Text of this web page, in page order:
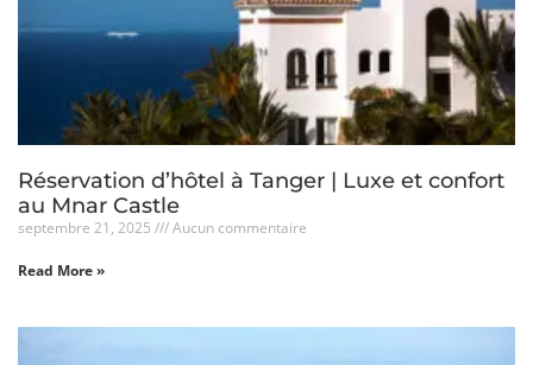
Réservation d’hôtel à Tanger | Luxe et confort
au Mnar Castle
septembre 21, 2025 Aucun commentaire
Read More »